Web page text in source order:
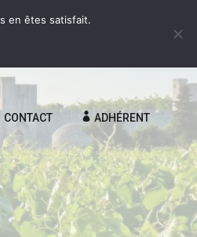
CONTACT ADHÉRENT
en êtes satisfait.